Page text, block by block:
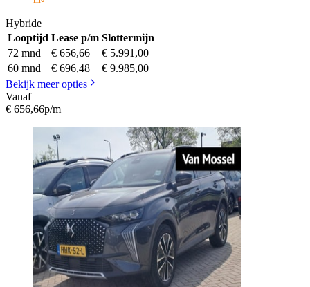
Hybride
Looptijd Lease p/m Slottermijn
72 mnd
€ 656,66
€ 5.991,00
60 mnd
€ 696,48
€ 9.985,00
Bekijk meer opties
Vanaf
€ 656,66p/m